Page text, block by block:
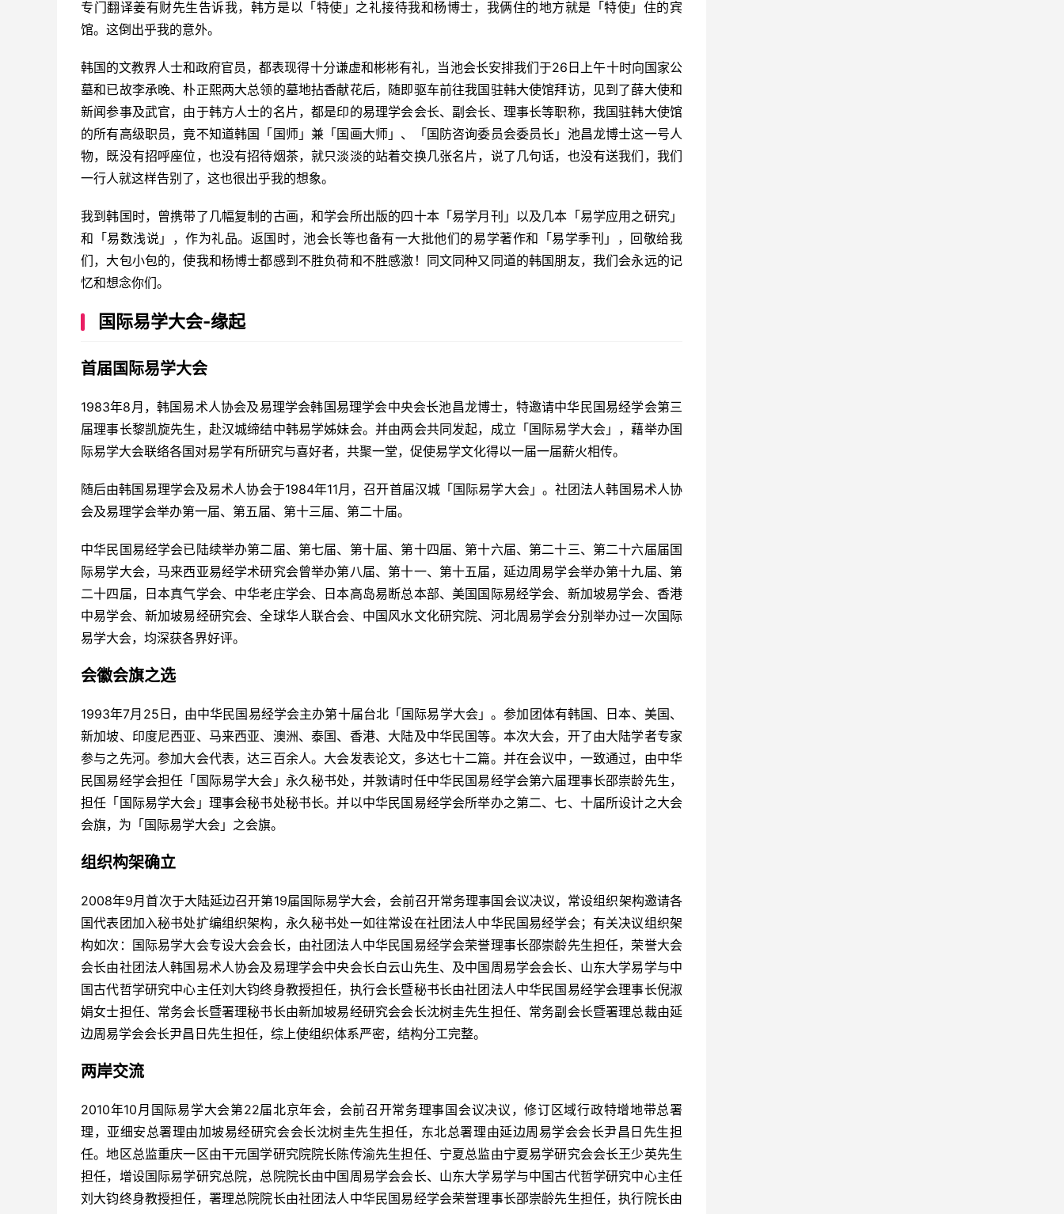
专门翻译姜有财先生告诉我，韩方是以「特使」之礼接待我和杨博士，我俩住的地方就是「特使」住的宾
馆。这倒出乎我的意外。
韩国的文教界人士和政府官员，都表现得十分谦虚和彬彬有礼，当池会长安排我们于26日上午十时向国家公
墓和已故李承晚、朴正熙两大总领的墓地拈香献花后，随即驱车前往我国驻韩大使馆拜访，见到了薛大使和
新闻参事及武官，由于韩方人士的名片，都是印的易理学会会长、副会长、理事长等职称，我国驻韩大使馆
的所有高级职员，竟不知道韩国「国师」兼「国画大师」、「国防咨询委员会委员长」池昌龙博士这一号人
物，既没有招呼座位，也没有招待烟茶，就只淡淡的站着交换几张名片，说了几句话，也没有送我们，我们
一行人就这样告别了，这也很出乎我的想象。
我到韩国时，曾携带了几幅复制的古画，和学会所出版的四十本「易学月刊」以及几本「易学应用之研究」
和「易数浅说」，作为礼品。返国时，池会长等也备有一大批他们的易学著作和「易学季刊」，回敬给我
们，大包小包的，使我和杨博士都感到不胜负荷和不胜感激！同文同种又同道的韩国朋友，我们会永远的记
忆和想念你们。
国际易学大会-缘起
首届国际易学大会
1983年8月，韩国易术人协会及易理学会韩国易理学会中央会长池昌龙博士，特邀请中华民国易经学会第三
届理事长黎凯旋先生，赴汉城缔结中韩易学姊妹会。并由两会共同发起，成立「国际易学大会」，藉举办国
际易学大会联络各国对易学有所研究与喜好者，共聚一堂，促使易学文化得以一届一届薪火相传。
随后由韩国易理学会及易术人协会于1984年11月，召开首届汉城「国际易学大会」。社团法人韩国易术人协
会及易理学会举办第一届、第五届、第十三届、第二十届。
中华民国易经学会已陆续举办第二届、第七届、第十届、第十四届、第十六届、第二十三、第二十六届届国
际易学大会，马来西亚易经学术研究会曾举办第八届、第十一、第十五届，延边周易学会举办第十九届、第
二十四届，日本真气学会、中华老庄学会、日本高岛易断总本部、美国国际易经学会、新加坡易学会、香港
中易学会、新加坡易经研究会、全球华人联合会、中国风水文化研究院、河北周易学会分别举办过一次国际
易学大会，均深获各界好评。
会徽会旗之选
1993年7月25日，由中华民国易经学会主办第十届台北「国际易学大会」。参加团体有韩国、日本、美国、
新加坡、印度尼西亚、马来西亚、澳洲、泰国、香港、大陆及中华民国等。本次大会，开了由大陆学者专家
参与之先河。参加大会代表，达三百余人。大会发表论文，多达七十二篇。并在会议中，一致通过，由中华
民国易经学会担任「国际易学大会」永久秘书处，并敦请时任中华民国易经学会第六届理事长邵崇龄先生，
担任「国际易学大会」理事会秘书处秘书长。并以中华民国易经学会所举办之第二、七、十届所设计之大会
会旗，为「国际易学大会」之会旗。
组织构架确立
2008年9月首次于大陆延边召开第19届国际易学大会，会前召开常务理事国会议决议，常设组织架构邀请各
国代表团加入秘书处扩编组织架构，永久秘书处一如往常设在社团法人中华民国易经学会；有关决议组织架
构如次：国际易学大会专设大会会长，由社团法人中华民国易经学会荣誉理事长邵崇龄先生担任，荣誉大会
会长由社团法人韩国易术人协会及易理学会中央会长白云山先生、及中国周易学会会长、山东大学易学与中
国古代哲学研究中心主任刘大钧终身教授担任，执行会长暨秘书长由社团法人中华民国易经学会理事长倪淑
娟女士担任、常务会长暨署理秘书长由新加坡易经研究会会长沈树圭先生担任、常务副会长暨署理总裁由延
边周易学会会长尹昌日先生担任，综上使组织体系严密，结构分工完整。
两岸交流
2010年10月国际易学大会第22届北京年会，会前召开常务理事国会议决议，修订区域行政特增地带总署
理，亚细安总署理由加坡易经研究会会长沈树圭先生担任，东北总署理由延边周易学会会长尹昌日先生担
任。地区总监重庆一区由干元国学研究院院长陈传渝先生担任、宁夏总监由宁夏易学研究会会长王少英先生
担任，增设国际易学研究总院，总院院长由中国周易学会会长、山东大学易学与中国古代哲学研究中心主任
刘大钧终身教授担任，署理总院院长由社团法人中华民国易经学会荣誉理事长邵崇龄先生担任，执行院长由